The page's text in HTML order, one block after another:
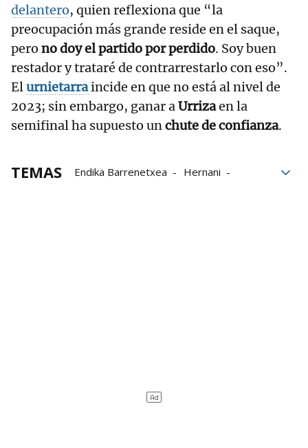
delantero, quien reflexiona que “la
preocupación más grande reside en el saque,
pero no doy el partido por perdido. Soy buen
restador y trataré de contrarrestarlo con eso”.
Elurnietarraincide en que no está al nivel de
2023; sin embargo, ganar aUrrizaen la
semifinal ha supuesto unchute de confianza.
TEMAS Endika Barrenetxea
Hernani